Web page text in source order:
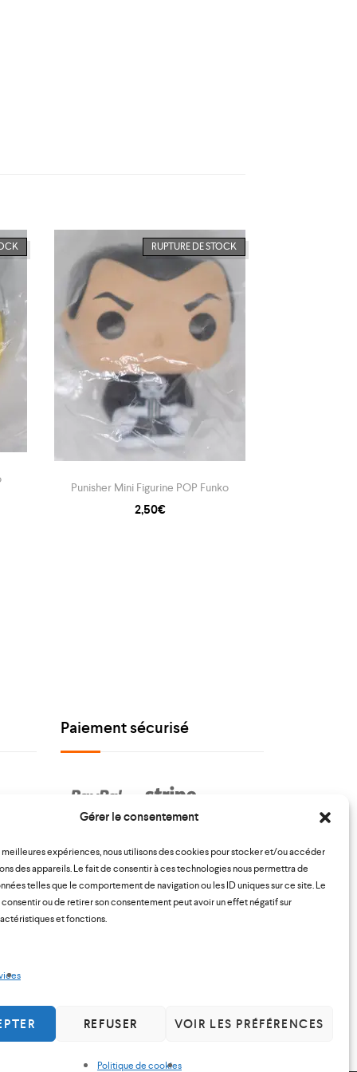
Gérer le consentement
meilleures expériences, nous utilisons des cookies pour stocker et/ou accéder
des appareils. Le fait de consentir à ces technologies nous permettra de
telles que le comportement de navigation ou les ID uniques sur ce site. Le
consentir ou de retirer son consentement peut avoir un effet négatif sur
et fonctions.
REFUSER VOIR LES PRÉFÉRENCES
Politique de cookies
RUPTURE DE STOCK
Punisher Mini Figurine POP Funko
2,50€
Paiement sécurisé
Suivez nous !